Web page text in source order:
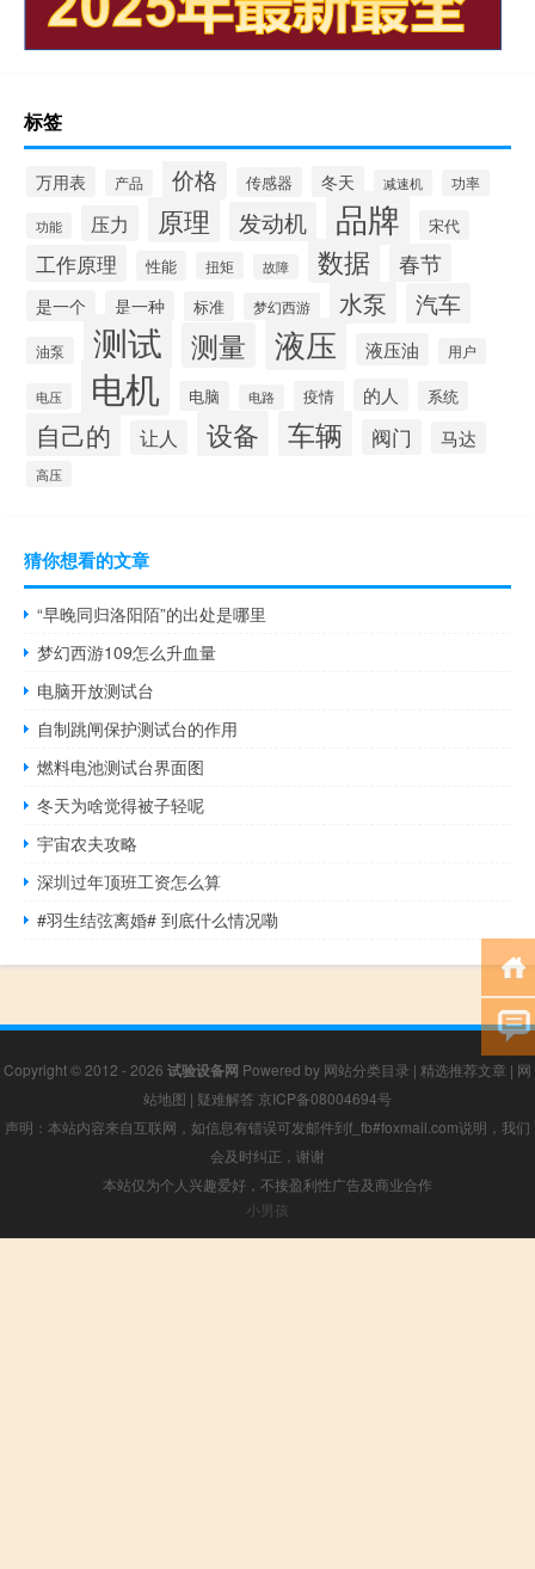
标签
万用表 产品 价格 传感器 冬天 减速机 功率
功能 压力 原理 发动机 品牌 宋代
工作原理 性能 扭矩 故障 数据 春节
是一个 是一种 标准 梦幻西游 水泵 汽车
油泵 测试 测量 液压 液压油 用户
电压 电机 电脑 电路 疫情 的人 系统
自己的 让人 设备 车辆 阀门 马达
高压
猜你想看的文章
“早晚同归洛阳陌”的出处是哪里
梦幻西游109怎么升血量
电脑开放测试台
自制跳闸保护测试台的作用
燃料电池测试台界面图
冬天为啥觉得被子轻呢
宇宙农夫攻略
深圳过年顶班工资怎么算
#羽生结弦离婚# 到底什么情况嘞
Copyright © 2012 - 2026 试验设备网 Powered by 网站分类目录 | 精选推荐文章 | 网
站地图 | 疑难解答 京ICP备08004694号
声明：本站内容来自互联网，如信息有错误可发邮件到f_fb#foxmail.com说明，我们
会及时纠正，谢谢
本站仅为个人兴趣爱好，不接盈利性广告及商业合作
小男孩